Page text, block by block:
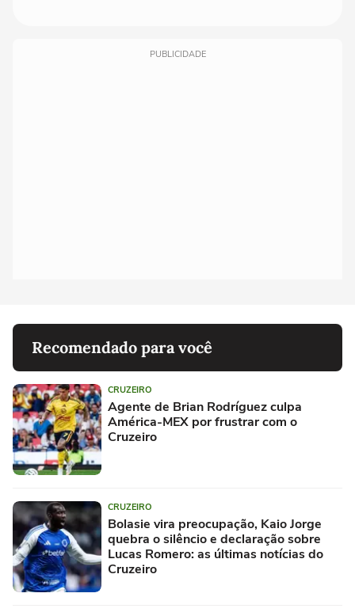
PUBLICIDADE
Recomendado para você
CRUZEIRO
Agente de Brian Rodríguez culpa
América-MEX por frustrar com o
Cruzeiro
CRUZEIRO
Bolasie vira preocupação, Kaio Jorge
quebra o silêncio e declaração sobre
Lucas Romero: as últimas notícias do
Cruzeiro